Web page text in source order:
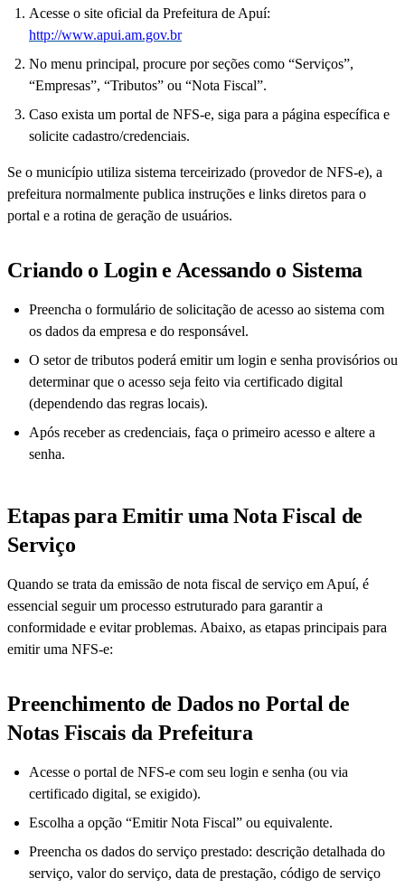
Acesse o site oficial da Prefeitura de Apuí:
http://www.apui.am.gov.br
No menu principal, procure por seções como “Serviços”,
“Empresas”, “Tributos” ou “Nota Fiscal”.
Caso exista um portal de NFS-e, siga para a página específica e
solicite cadastro/credenciais.
Se o município utiliza sistema terceirizado (provedor de NFS-e), a
prefeitura normalmente publica instruções e links diretos para o
portal e a rotina de geração de usuários.
Criando o Login e Acessando o Sistema
Preencha o formulário de solicitação de acesso ao sistema com
os dados da empresa e do responsável.
O setor de tributos poderá emitir um login e senha provisórios ou
determinar que o acesso seja feito via certificado digital
(dependendo das regras locais).
Após receber as credenciais, faça o primeiro acesso e altere a
senha.
Etapas para Emitir uma Nota Fiscal de
Serviço
Quando se trata da emissão de nota fiscal de serviço em Apuí, é
essencial seguir um processo estruturado para garantir a
conformidade e evitar problemas. Abaixo, as etapas principais para
emitir uma NFS-e:
Preenchimento de Dados no Portal de
Notas Fiscais da Prefeitura
Acesse o portal de NFS-e com seu login e senha (ou via
certificado digital, se exigido).
Escolha a opção “Emitir Nota Fiscal” ou equivalente.
Preencha os dados do serviço prestado: descrição detalhada do
serviço, valor do serviço, data de prestação, código de serviço